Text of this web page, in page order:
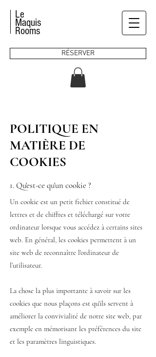
Le
Maquis
Rooms
RÉSERVER
POLITIQUE EN
MATIÈRE DE
COOKIES
1. Qu'est-ce qu'un cookie ?
Un cookie est un petit fichier constitué de
lettres et de chiffres et téléchargé sur votre
ordinateur lorsque vous accédez à certains sites
web. En général, les cookies permettent à un
site web de reconnaître l'ordinateur de
l’utilisateur.
La chose la plus importante à savoir sur les
cookies que nous plaçons est qu'ils servent à
améliorer la convivialité de notre site web, par
exemple en mémorisant les préférences du site
et les paramètres linguistiques.